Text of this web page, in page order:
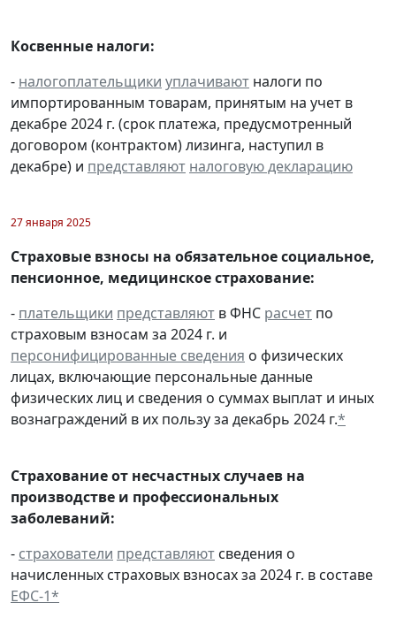
Косвенные налоги:
- налогоплательщики уплачивают налоги по
импортированным товарам, принятым на учет в
декабре 2024 г. (срок платежа, предусмотренный
договором (контрактом) лизинга, наступил в
декабре) и представляют налоговую декларацию
27 января 2025
Страховые взносы на обязательное социальное,
пенсионное, медицинское страхование:
- плательщики представляют в ФНС расчет по
страховым взносам за 2024 г. и
персонифицированные сведения о физических
лицах, включающие персональные данные
физических лиц и сведения о суммах выплат и иных
вознаграждений в их пользу за декабрь 2024 г.*
Страхование от несчастных случаев на
производстве и профессиональных
заболеваний:
- страхователи представляют сведения о
начисленных страховых взносах за 2024 г. в составе
ЕФС-1*